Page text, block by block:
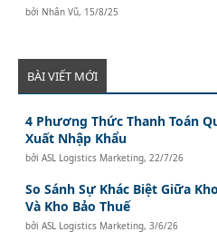
bởi Nhân Vũ, 15/8/25
BÀI VIẾT MỚI
4 Phương Thức Thanh Toán
Xuất Nhập Khẩu
bởiASL Logistics Marketing, 22/7/26
So Sánh Sự Khác Biệt Giữa
Và Kho Bảo Thuế
bởiASL Logistics Marketing,3/6/26